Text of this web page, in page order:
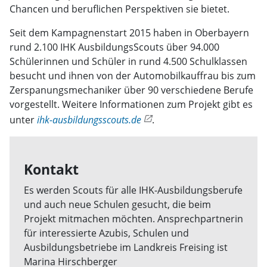
Chancen und beruflichen Perspektiven sie bietet.
Seit dem Kampagnenstart 2015 haben in Oberbayern
rund 2.100 IHK AusbildungsScouts über 94.000
Schülerinnen und Schüler in rund 4.500 Schulklassen
besucht und ihnen von der Automobilkauffrau bis zum
Zerspanungsmechaniker über 90 verschiedene Berufe
vorgestellt. Weitere Informationen zum Projekt gibt es
unterihk-ausbildungsscouts.de .
Kontakt
Es werden Scouts für alle IHK-Ausbildungsberufe
und auch neue Schulen gesucht, die beim
Projekt mitmachen möchten. Ansprechpartnerin
für interessierte Azubis, Schulen und
Ausbildungsbetriebe im Landkreis Freising ist
Marina Hirschberger